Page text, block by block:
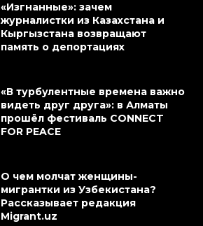
«Изгнанные»: зачем
журналистки из Казахстана и
Кыргызстана возвращают
память о депортациях
«В турбулентные времена важно
видеть друг друга»: в Алматы
прошёл фестиваль CONNECT
FOR PEACE
О чем молчат женщины-
мигрантки из Узбекистана?
Рассказывает редакция
Migrant.uz